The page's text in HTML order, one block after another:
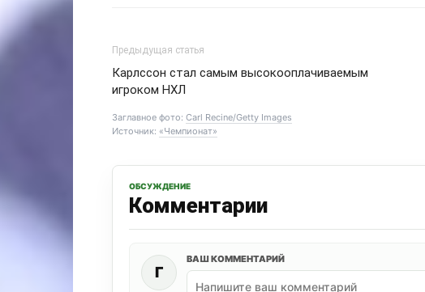
Предыдущая статья
Карлссон стал самым высокооплачиваемым
игроком НХЛ
Заглавное фото: Carl Recine/Getty Images
Источник: «Чемпионат»
ОБСУЖДЕНИЕ
Комментарии
Г
ВАШ КОММЕНТАРИЙ